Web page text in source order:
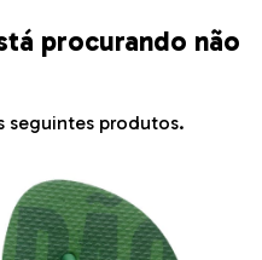
procurando não
seguintes produtos.